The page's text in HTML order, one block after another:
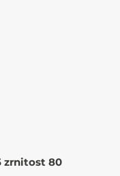
zrnitost 80